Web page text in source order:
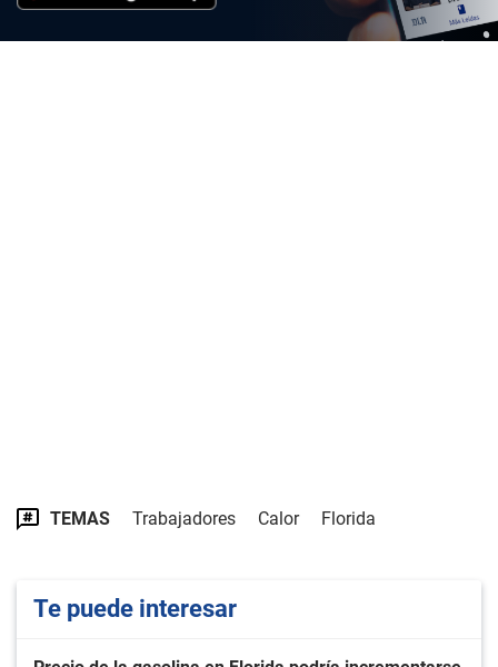
TEMAS Trabajadores Calor Florida
Te puede interesar